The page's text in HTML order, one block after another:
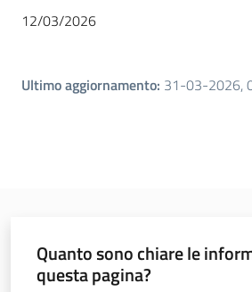
12/03/2026
Ultimo aggiornamento: 31-03-2026,
Quanto sono chiare le
questa pagina?